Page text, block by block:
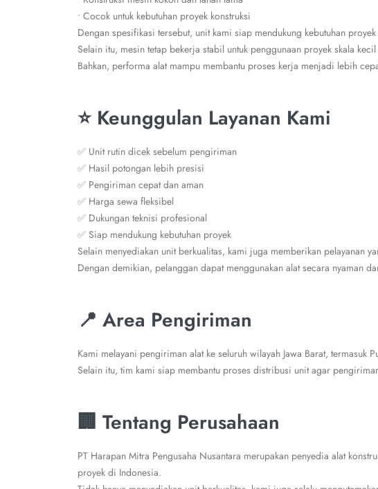
• Cocok untuk kebutuhan proyek konstruksi
Dengan spesifikasi tersebut, unit kami siap mendukung kebutuhan
Selain itu, mesin tetap bekerja stabil untuk penggunaan proyek skala
Bahkan, performa alat mampu membantu proses kerja menjadi lebih
⭐ Keunggulan Layanan Kami
✅ Unit rutin dicek sebelum pengiriman
✅ Hasil potongan lebih presisi
✅ Pengiriman cepat dan aman
✅ Harga sewa fleksibel
✅ Dukungan teknisi profesional
✅ Siap mendukung kebutuhan proyek
Selain menyediakan unit berkualitas, kami juga memberikan pelayanan
Dengan demikian, pelanggan dapat menggunakan alat secara nyaman
📍 Area Pengiriman
Kami melayani pengiriman alat ke seluruh wilayah Jawa Barat, termasuk
Selain itu, tim kami siap membantu proses distribusi unit agar
🏢 Tentang Perusahaan
PT Harapan Mitra Pengusaha Nusantara merupakan penyedia alat
proyek di Indonesia.